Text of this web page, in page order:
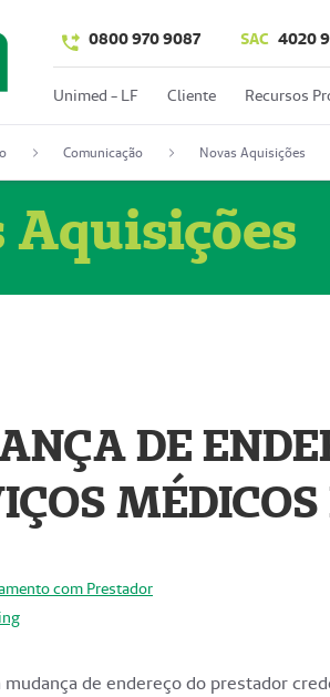
0800 970 9087 SAC 4020
Unimed - LF Cliente Recursos
Comunicação Novas Aquisições
Aquisições
DE
com Prestador
mudança de endereço do prestador